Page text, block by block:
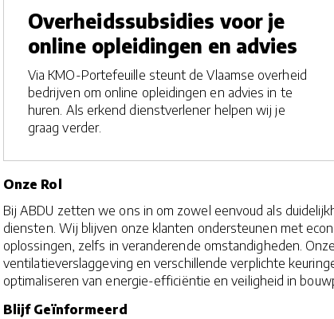
Overheidssubsidies voor je
online opleidingen en advies
Via KMO-Portefeuille steunt de Vlaamse overheid
bedrijven om online opleidingen en advies in te
huren. Als erkend dienstverlener helpen wij je
graag verder.
Onze Rol
Bij ABDU zetten we ons in om zowel eenvoud als
diensten. Wij blijven onze klanten ondersteunen met
oplossingen, zelfs in veranderende omstandigheden.
ventilatieverslaggeving en verschillende verplichte
optimaliseren van energie-efficiëntie en veiligheid in
Blijf Geïnformeerd